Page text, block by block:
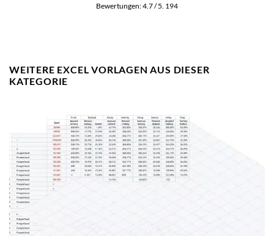
Bewertungen:4.7/ 5. 194
WEITERE EXCEL VORLAGEN AUS DIESER
KATEGORIE